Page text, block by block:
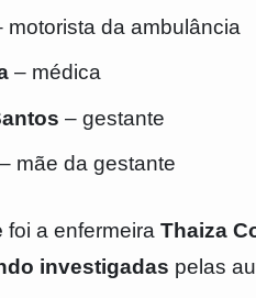
motorista da ambulância
– médica
– gestante
– mãe da gestante
foi a enfermeira Thaiza
investigadas pelas